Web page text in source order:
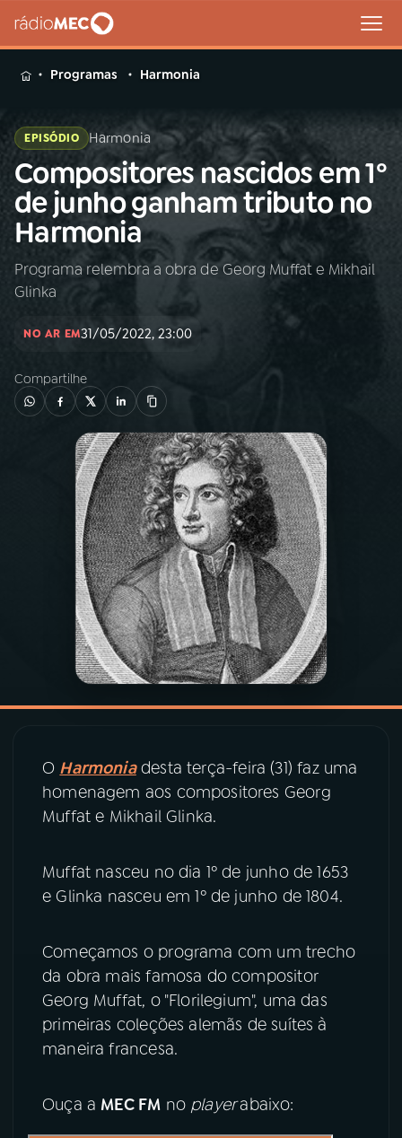
MENU
Buscar
na
Rádio
MEC
Buscar
Início AO VIVO
INÍCIO
02A RÁDIO
PROGRAMAÇÃO
PROGRAMAS
PODCASTS
VIDEOCASTS
ÚLTIMAS
ACOMPANHE A RÁDIO MEC
Instagram X
Programas Harmonia
EPISÓDIO Harmonia
Compositores nascidos em 1º
de junho ganham tributo no
Harmonia
Programa relembra a obra de Georg Muffat e Mikhail
Glinka
NO AR EM31/05/2022, 23:00
Compartilhe
O Harmoniadesta terça-feira (31) faz uma
homenagem aos compositores Georg
Muffat e Mikhail Glinka.
Muffat nasceu no dia 1º de junho de 1653
e Glinka nasceu em 1º de junho de 1804.
Começamos o programa com um trecho
da obra mais famosa do compositor
Georg Muffat, o "Florilegium", uma das
primeiras coleções alemãs de suítes à
maneira francesa.
Ouça a MEC FM no playerabaixo: